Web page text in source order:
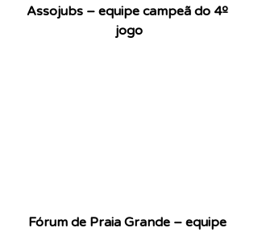
Assojubs – equipe campeã do 4º
jogo
Fórum de Praia Grande – equipe